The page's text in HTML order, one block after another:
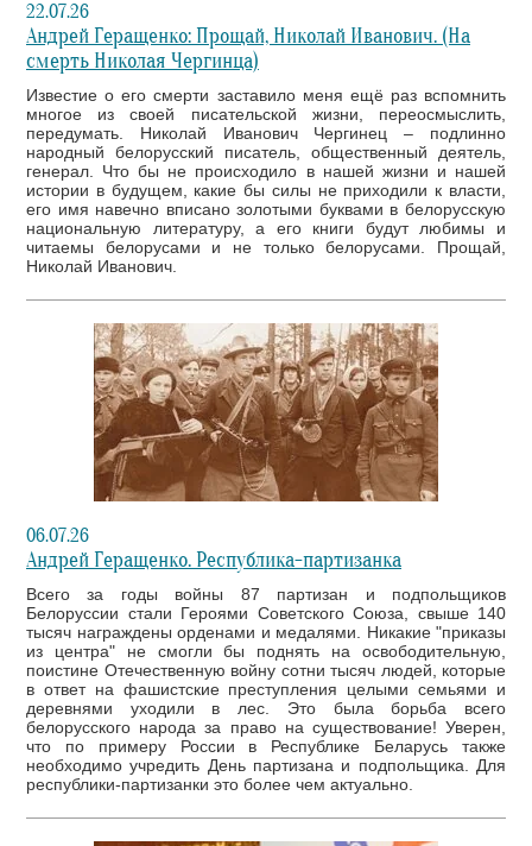
22.07.26
Андрей Геращенко: Прощай, Николай Иванович. (На
смерть Николая Чергинца)
Известие о его смерти заставило меня ещё раз вспомнить
многое из своей писательской жизни, переосмыслить,
передумать. Николай Иванович Чергинец – подлинно
народный белорусский писатель, общественный деятель,
генерал. Что бы не происходило в нашей жизни и нашей
истории в будущем, какие бы силы не приходили к власти,
его имя навечно вписано золотыми буквами в белорусскую
национальную литературу, а его книги будут любимы и
читаемы белорусами и не только белорусами. Прощай,
Николай Иванович.
06.07.26
Андрей Геращенко. Республика-партизанка
Всего за годы войны 87 партизан и подпольщиков
Белоруссии стали Героями Советского Союза, свыше 140
тысяч награждены орденами и медалями. Никакие "приказы
из центра" не смогли бы поднять на освободительную,
поистине Отечественную войну сотни тысяч людей, которые
в ответ на фашистские преступления целыми семьями и
деревнями уходили в лес. Это была борьба всего
белорусского народа за право на существование! Уверен,
что по примеру России в Республике Беларусь также
необходимо учредить День партизана и подпольщика. Для
республики-партизанки это более чем актуально.